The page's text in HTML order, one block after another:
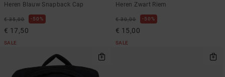
Heren Blauw Snapback Cap
€ 35,00 50%
€ 17,50
SALE
Heren Zwart Riem
€ 30,00 50%
€ 15,00
SALE